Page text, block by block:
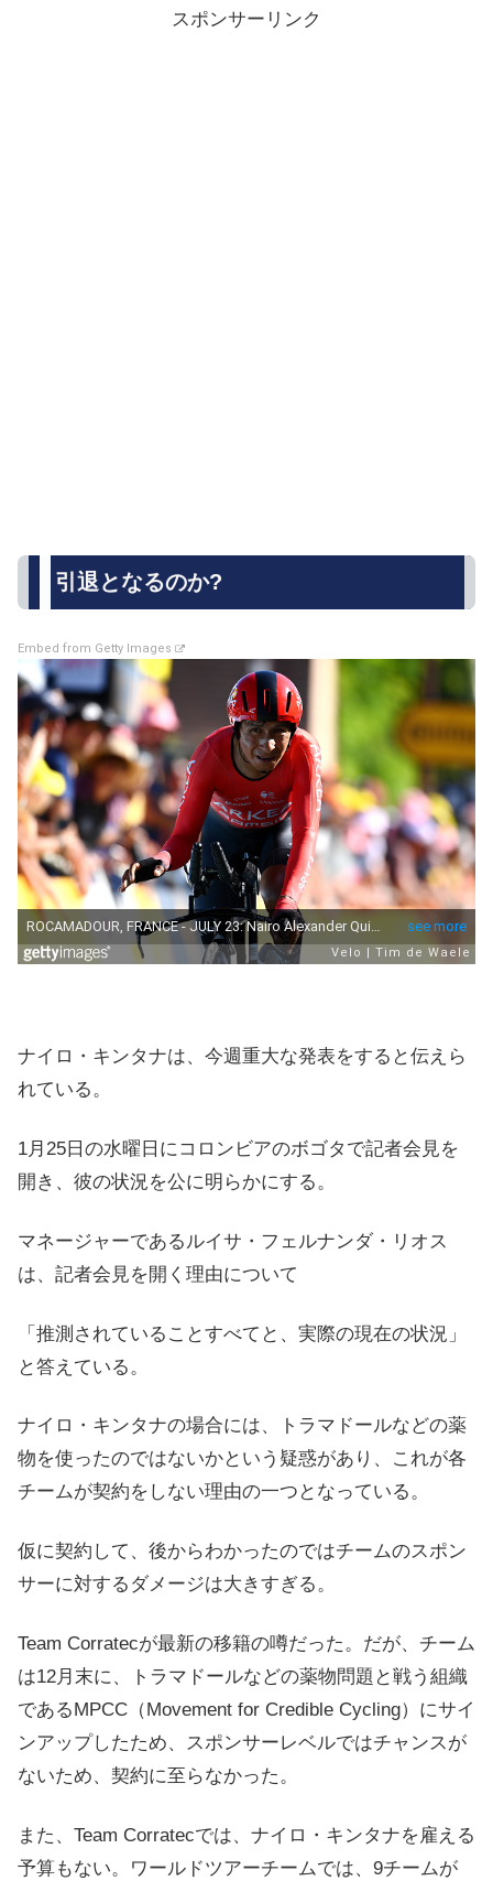
スポンサーリンク
引退となるのか?
Embed from Getty Images
ナイロ・キンタナは、今週重大な発表をすると伝えら
れている。
1月25日の水曜日にコロンビアのボゴタで記者会見を
開き、彼の状況を公に明らかにする。
マネージャーであるルイサ・フェルナンダ・リオス
は、記者会見を開く理由について
「推測されていることすべてと、実際の現在の状況」
と答えている。
ナイロ・キンタナの場合には、トラマドールなどの薬
物を使ったのではないかという疑惑があり、これが各
チームが契約をしない理由の一つとなっている。
仮に契約して、後からわかったのではチームのスポン
サーに対するダメージは大きすぎる。
Team Corratecが最新の移籍の噂だった。だが、チーム
は12月末に、トラマドールなどの薬物問題と戦う組織
であるMPCC（Movement for Credible Cycling）にサイ
ンアップしたため、スポンサーレベルではチャンスが
ないため、契約に至らなかった。
また、Team Corratecでは、ナイロ・キンタナを雇える
予算もない。ワールドツアーチームでは、9チームが